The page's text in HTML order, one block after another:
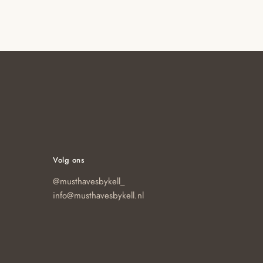
Volg ons
@musthavesbykell_
info@musthavesbykell.nl